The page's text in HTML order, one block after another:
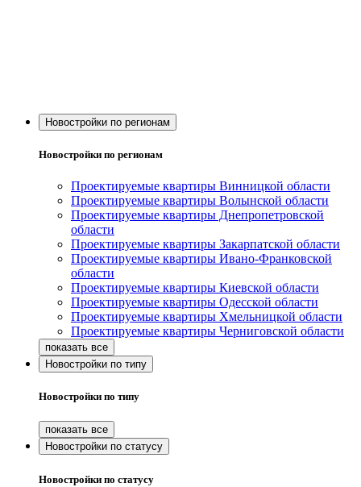
Новостройки по регионам
Новостройки по регионам
Проектируемые квартиры Винницкой области
Проектируемые квартиры Волынской области
Проектируемые квартиры Днепропетровской
области
Проектируемые квартиры Закарпатской области
Проектируемые квартиры Ивано-Франковской
области
Проектируемые квартиры Киевской области
Проектируемые квартиры Одесской области
Проектируемые квартиры Хмельницкой области
Проектируемые квартиры Черниговской области
Новостройки по типу
Новостройки по типу
Новостройки по статусу
Новостройки по статусу